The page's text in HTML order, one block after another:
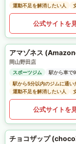
運動不足を解消したい人
公式サイトを
アマゾネス
岡山野田店
スポーツジム
駅から車で
駅から5分以内のジムに通い
運動不足を解消したい人
公式サイトを
チョコザップ